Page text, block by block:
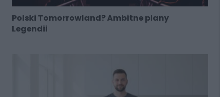
Polski Tomorrowland? Ambitne plany
Legendii